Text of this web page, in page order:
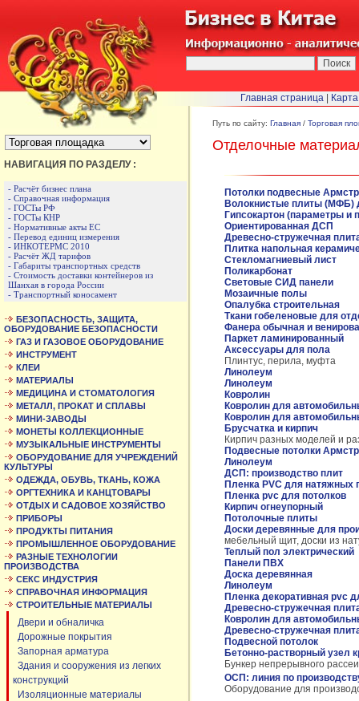
БЫСТРЫЙ ПЕРЕХОД :
НАВИГАЦИЯ ПО РАЗДЕЛУ :
- Расчёт бизнес плана
- Справочная информация
- ГОСТы РФ
- ГОСТы КНР
- Нормативные акты ЕС
- Перевод единиц измерения
- ИНКОТЕРМС 2010
- Расчёт ЖД тарифов
- Габариты транспортных средств
- Стоимость доставки контейнеров из
Шанхая в города России
- Транспортный коносамент
БЕЗОПАСНОСТЬ, ЗАЩИТА,
ОБОРУДОВАНИЕ БЕЗОПАСНОСТИ
ГАЗ И ГАЗОВОЕ ОБОРУДОВАНИЕ
ИНСТРУМЕНТ
КЛЕИ
МАТЕРИАЛЫ
МЕДИЦИНА И СТОМАТОЛОГИЯ
МЕТАЛЛ, ПРОКАТ И СПЛАВЫ
МИНИ-ЗАВОДЫ
МОНЕТЫ КОЛЛЕКЦИОННЫЕ
МУЗЫКАЛЬНЫЕ ИНСТРУМЕНТЫ
ОБОРУДОВАНИЕ ДЛЯ УЧРЕЖДЕНИЙ
КУЛЬТУРЫ
ОДЕЖДА, ОБУВЬ, ТКАНЬ, КОЖА
ОРГТЕХНИКА И КАНЦТОВАРЫ
ОТДЫХ И САДОВОЕ ХОЗЯЙСТВО
ПРИБОРЫ
ПРОДУКТЫ ПИТАНИЯ
ПРОМЫШЛЕННОЕ ОБОРУДОВАНИЕ
РАЗНЫЕ ТЕХНОЛОГИИ
ПРОИЗВОДСТВА
СЕКС ИНДУСТРИЯ
СПРАВОЧНАЯ ИНФОРМАЦИЯ
СТРОИТЕЛЬНЫЕ МАТЕРИАЛЫ
Двери и обналичка
Дорожные покрытия
Запорная арматура
Здания и сооружения из легких
конструкций
Изоляционные материалы
Путь по сайту: Главная / Торговая
Отделочные
Потолки подвесные
Волокнистые плиты (МФБ)
Гипсокартон (параметры и
Ориентированная ДСП
Древесно-стружечная
Плитка напольная
Стекломагниевый лист
Поликарбонат
Световые СИД панели
Мозаичные полы
Опалубка строительная
Ткани гобеленовые для
Фанера обычная и
Паркет ламинированный
Аксессуары для пола
Плинтус, перила, муфта
Линолеум
Линолеум
Ковролин
Ковролин для
Ковролин для
Брусчатка и кирпич
Кирпич разных моделей и
Подвесные потолки
Линолеум
ДСП: производство плит
Пленка PVC для натяжных
Пленка pvc для потолков
Кирпич огнеупорный
Потолочные плиты
Доски деревянные для
мебельный щит, доски из
Теплый пол электрический
Панели ПВХ
Доска деревянная
Линолеум
Пленка декоративная pvc
Древесно-стружечная
Ковролин для
Древесно-стружечная
Подвесной потолок
Бетонно-растворный узел
Бункер непрерывного
ОСП: линия по
Оборудование для
Главная страница